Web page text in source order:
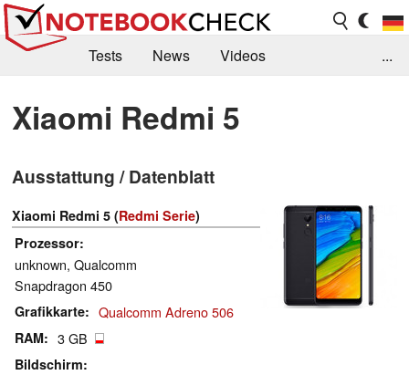
Tests News
Videos
Kaufberatung
Deals Suche
Forum
...
Xiaomi Redmi 5
Ausstattung / Datenblatt
Xiaomi Redmi 5 (Redmi Serie)
Prozessor
unknown, Qualcomm
Snapdragon 450
Grafikkarte Qualcomm Adreno 506
RAM 3 GB
Bildschirm